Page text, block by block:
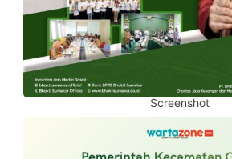
Screenshot